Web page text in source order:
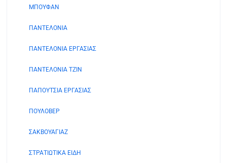
ΜΠΟΥΦΑΝ
ΠΑΝΤΕΛΟΝΙΑ
ΠΑΝΤΕΛΟΝΙΑ ΕΡΓΑΣΙΑΣ
ΠΑΝΤΕΛΟΝΙΑ ΤΖΙΝ
ΠΑΠΟΥΤΣΙΑ ΕΡΓΑΣΙΑΣ
ΠΟΥΛΟΒΕΡ
ΣΑΚΒΟΥΑΓΙΑΖ
ΣΤΡΑΤΙΩΤΙΚΑ ΕΙΔΗ